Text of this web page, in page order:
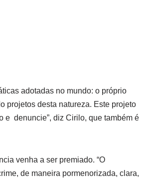
adotadas no mundo: o próprio
projetos desta natureza. Este projeto
e denuncie”, diz Cirilo, que também é
venha a ser premiado. “O
de maneira pormenorizada, clara,